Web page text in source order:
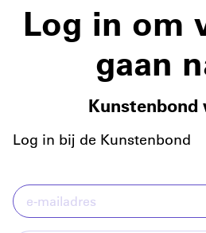
Log in om
gaan
Kunstenbond
Log in bij de Kunstenbond